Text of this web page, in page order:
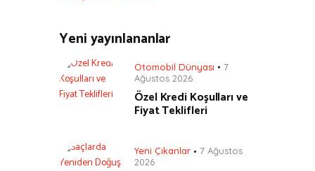
Yeni yayınlananlar
Otomobil Dünyası
7
Ağustos 2026
Özel Kredi Koşulları ve
Fiyat Teklifleri
Yeni Çıkanlar
7 Ağustos
2026